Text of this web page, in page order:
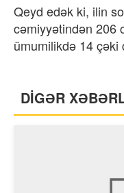
Qeyd edək ki, ilin
cəmiyyətindən 206
ümumilikdə 14 çəki
DİGƏR